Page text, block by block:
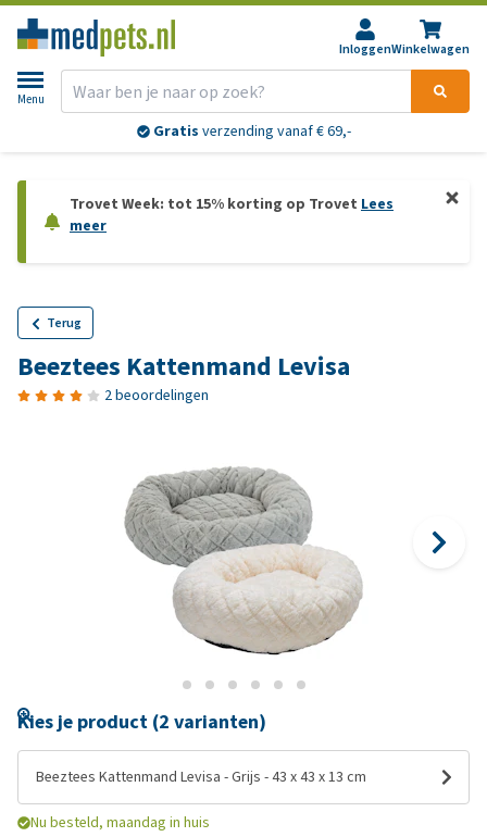
InloggenWinkelwagen
Menu
Gratis verzending vanaf € 69,-
Trovet Week: tot 15% korting op Trovet Lees
meer
Terug
Beeztees Kattenmand Levisa
2 beoordelingen
Kies je product (2 varianten)
Beeztees Kattenmand Levisa - Grijs - 43 x 43 x 13 cm
Nu besteld, maandag in huis